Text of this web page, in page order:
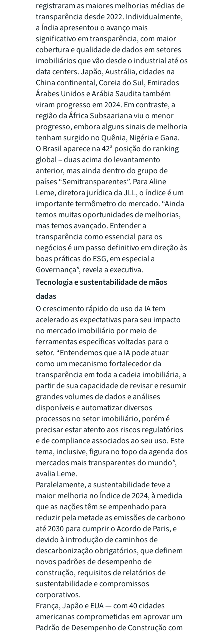
registraram as maiores melhorias médias de
transparência desde 2022. Individualmente,
a Índia apresentou o avanço mais
significativo em transparência, com maior
cobertura e qualidade de dados em setores
imobiliários que vão desde o industrial até os
data centers. Japão, Austrália, cidades na
China continental, Coreia do Sul, Emirados
Árabes Unidos e Arábia Saudita também
viram progresso em 2024. Em contraste, a
região da África Subsaariana viu o menor
progresso, embora alguns sinais de melhoria
tenham surgido no Quênia, Nigéria e Gana.
O Brasil aparece na 42ª posição do ranking
global – duas acima do levantamento
anterior, mas ainda dentro do grupo de
países “Semitransparentes”. Para Aline
Leme, diretora jurídica da JLL, o índice é um
importante termômetro do mercado. “Ainda
temos muitas oportunidades de melhorias,
mas temos avançado. Entender a
transparência como essencial para os
negócios é um passo definitivo em direção às
boas práticas do ESG, em especial a
Governança”, revela a executiva.
Tecnologia e sustentabilidade de mãos
dadas
O crescimento rápido do uso da IA tem
acelerado as expectativas para seu impacto
no mercado imobiliário por meio de
ferramentas específicas voltadas para o
setor. “Entendemos que a IA pode atuar
como um mecanismo fortalecedor da
transparência em toda a cadeia imobiliária, a
partir de sua capacidade de revisar e resumir
grandes volumes de dados e análises
disponíveis e automatizar diversos
processos no setor imobiliário, porém é
precisar estar atento aos riscos regulatórios
e de compliance associados ao seu uso. Este
tema, inclusive, figura no topo da agenda dos
mercados mais transparentes do mundo”,
avalia Leme.
Paralelamente, a sustentabilidade teve a
maior melhoria no Índice de 2024, à medida
que as nações têm se empenhado para
reduzir pela metade as emissões de carbono
até 2030 para cumprir o Acordo de Paris, e
devido à introdução de caminhos de
descarbonização obrigatórios, que definem
novos padrões de desempenho de
construção, requisitos de relatórios de
sustentabilidade e compromissos
corporativos.
França, Japão e EUA — com 40 cidades
americanas comprometidas em aprovar um
Padrão de Desempenho de Construção com